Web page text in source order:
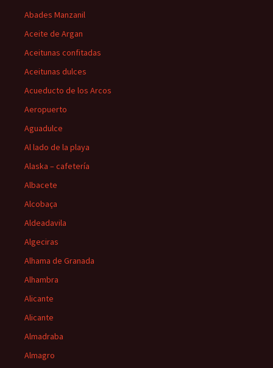
Abades Manzanil
Aceite de Argan
Aceitunas confitadas
Aceitunas dulces
Acueducto de los Arcos
Aeropuerto
Aguadulce
Al lado de la playa
Alaska – cafetería
Albacete
Alcobaça
Aldeadavila
Algeciras
Alhama de Granada
Alhambra
Alicante
Alicante
Almadraba
Almagro